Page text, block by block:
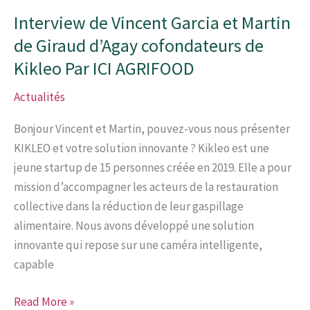
Interview de Vincent Garcia et Martin
de Giraud d’Agay cofondateurs de
Kikleo Par ICI AGRIFOOD
Actualités
Bonjour Vincent et Martin, pouvez-vous nous présenter
KIKLEO et votre solution innovante ? Kikleo est une
jeune startup de 15 personnes créée en 2019. Elle a pour
mission d’accompagner les acteurs de la restauration
collective dans la réduction de leur gaspillage
alimentaire. Nous avons développé une solution
innovante qui repose sur une caméra intelligente,
capable
Interview
Read More »